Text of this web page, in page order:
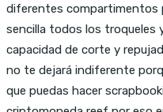
diferentes compartimentos
sencilla todos los troqueles
capacidad de corte y
no te dejará indiferente
que puedas hacer